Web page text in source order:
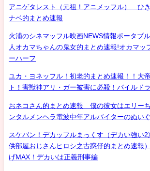
アニゲタレスト（元祖！アニメッフル） ひ
ナベ的まとめ速報
火浦のシネマッフル映画NEWS情報ポータブ
人オカマちゃんの鬼女的まとめ速報!オカマッ
ーハーフ
ユカ・ヨネッフル！初老的まとめ速報！！大
ト！害獣神アリ・ガー被害に必殺！パイルド
おネコさん的まとめ速報 僕の彼女はエリー
ンタルメンヘラ電波中年アルバイターのぬい
スケバン！デカッフルまっくす（デカい強い
供部屋おじさんヒロシ之古惑仔的まとめ速報
げMAX！デカいは正義刑事編